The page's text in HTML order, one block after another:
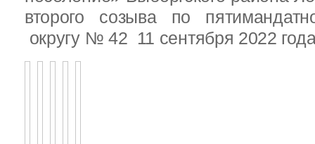
второго созыва по
округу № 42 11 сентября 2022